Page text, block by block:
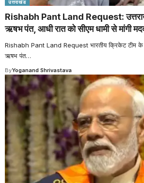
उत्तराखंड
Rishabh Pant Land Request:
ऋषभ पंत, आधी रात को सीएम धामी से मांगी
Rishabh Pant Land Request भारतीय क्रिकेट टीम के
ऋषभ पंत…
ByYoganand Shrivastava